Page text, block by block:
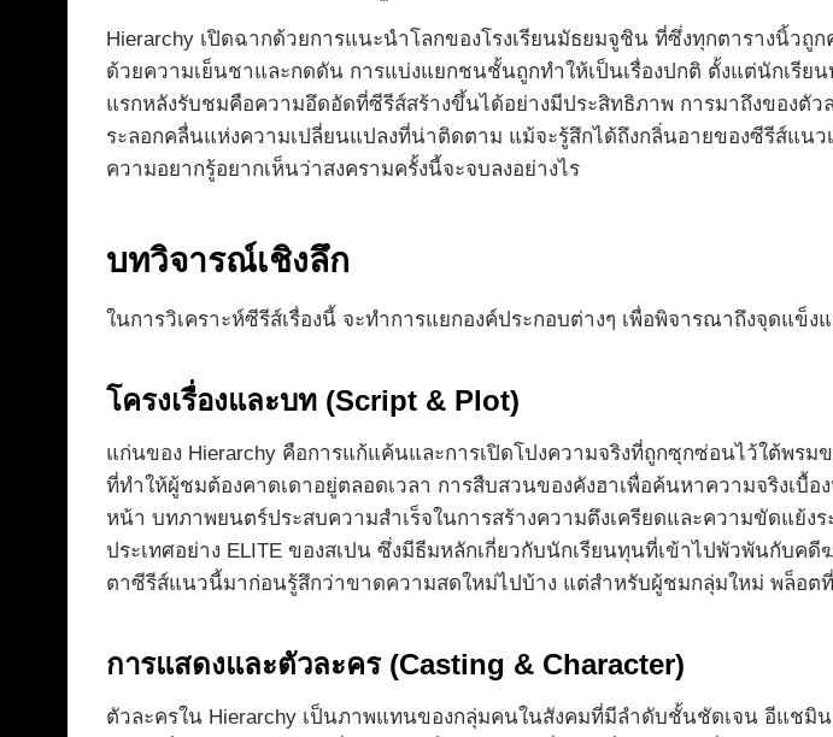
Hierarchy เปิดฉากด้วยการแนะนำโลกของโรงเรียนมัธยมจูชิน ที่ซึ่งทุกตารางนิ้ว
ด้วยความเย็นชาและกดดัน การแบ่งแยกชนชั้นถูกทำให้เป็นเรื่องปกติ ตั้งแต่นักเรี
แรกหลังรับชมคือความอึดอัดที่ซีรีส์สร้างขึ้นได้อย่างมีประสิทธิภาพ การมาถึงของตัว
ระลอกคลื่นแห่งความเปลี่ยนแปลงที่น่าติดตาม แม้จะรู้สึกได้ถึงกลิ่นอายของซีรีส์แน
ความอยากรู้อยากเห็นว่าสงครามครั้งนี้จะจบลงอย่างไร
บทวิจารณ์เชิงลึก
ในการวิเคราะห์ซีรีส์เรื่องนี้ จะทำการแยกองค์ประกอบต่างๆ เพื่อพิจารณาถึงจุดแข็
โครงเรื่องและบท (Script & Plot)
แก่นของ Hierarchy คือการแก้แค้นและการเปิดโปงความจริงที่ถูกซุกซ่อนไว้ใต้พรม
ที่ทำให้ผู้ชมต้องคาดเดาอยู่ตลอดเวลา การสืบสวนของคังฮาเพื่อค้นหาความจริงเบื้
หน้า บทภาพยนตร์ประสบความสำเร็จในการสร้างความตึงเครียดและความขัดแย้
ประเทศอย่าง ELITE ของสเปน ซึ่งมีธีมหลักเกี่ยวกับนักเรียนทุนที่เข้าไปพัวพันกับ
ตาซีรีส์แนวนี้มาก่อนรู้สึกว่าขาดความสดใหม่ไปบ้าง แต่สำหรับผู้ชมกลุ่มใหม่ พล็อต
การแสดงและตัวละคร (Casting & Character)
ตัวละครใน Hierarchy เป็นภาพแทนของกลุ่มคนในสังคมที่มีลำดับชั้นชัดเจน อีแช